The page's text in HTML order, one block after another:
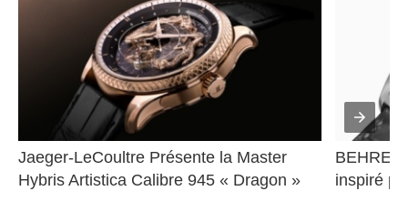
Jaeger-LeCoultre Présente la Master
Hybris Artistica Calibre 945 « Dragon »
inspiré